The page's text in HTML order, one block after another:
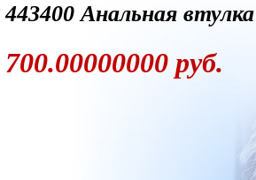
443400 Анальная втулка
700.00000000 руб.